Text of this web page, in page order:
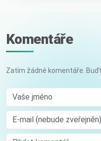
Komentáře
Zatím žádné komentáře.
Vaše jméno
E-mail (nebude zveřejněn)
Comment